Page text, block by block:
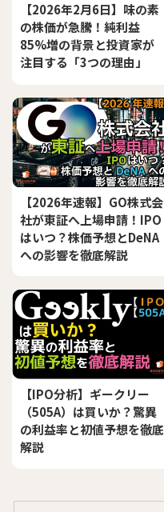
【2026年2月6日】味の素
の株価が急騰！純利益
85%増の背景と投資家が
注目する「3つの理由」
【2026年速報】GO株式会
社が東証へ上場申請！IPO
はいつ？株価予想とDeNA
への影響を徹底解説
【IPO分析】ギークリー
（505A）は買いか？驚異
の利益率と初値予想を徹底
解説